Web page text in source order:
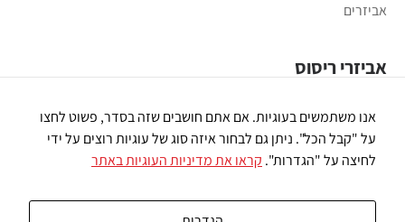
אביזרים
אביזרי ריסוס
פומיות ריסוס
רובי ריסוס
חיבורי פלסטיק
אנו משתמשים בעוגיות. אם אתם חושבים שזה בסדר, פשוט לחצו
על "קבל הכל". ניתן גם לבחור איזה סוג של עוגיות רוצים על ידי
לחיצה על "הגדרות". קראו את מדיניות העוגיות באתר